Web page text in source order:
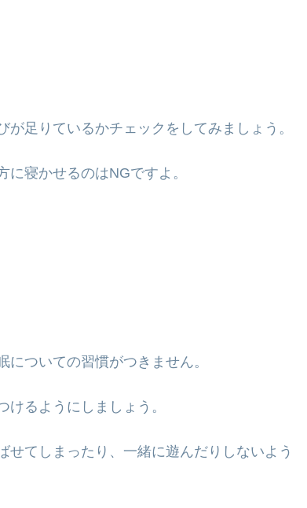
足りているかチェックをしてみましょう。
寝かせるのはNGですよ。
についての習慣がつきません。
るようにしましょう。
てしまったり、一緒に遊んだりしないよう